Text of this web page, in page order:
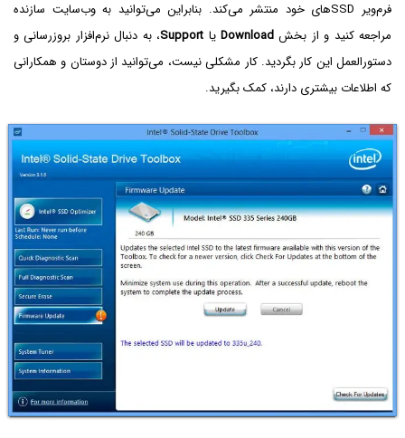
فرم‌ویر SSDهای خود منتشر می‌کند. بنابراین می‌توانید به وب‌سایت سازنده
مراجعه کنید و از بخشDownload یا Support، به دنبال نرم‌افزار بروزرسانی و
دستور‌العمل این کار بگردید. کار مشکلی نیست، می‌توانید از دوستان و همکارانی
که اطلاعات بیشتری دارند، کمک بگیرید.